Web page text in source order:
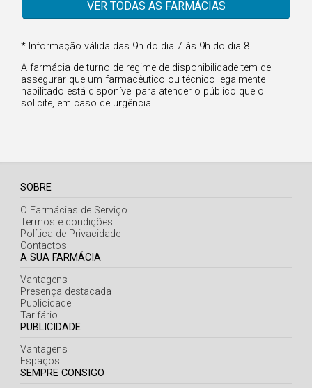
Viseu
Madeira
Açores
VER TODAS AS FARMÁCIAS
* Informação válida das 9h do dia 7 às 9h do dia 8
A farmácia de turno de regime de disponibilidade tem de
assegurar que um farmacêutico ou técnico legalmente
habilitado está disponível para atender o público que o
solicite, em caso de urgência.
SOBRE
O Farmácias de Serviço
Termos e condições
Política de Privacidade
Contactos
A SUA FARMÁCIA
Vantagens
Presença destacada
Publicidade
Tarifário
PUBLICIDADE
Vantagens
Espaços
SEMPRE CONSIGO